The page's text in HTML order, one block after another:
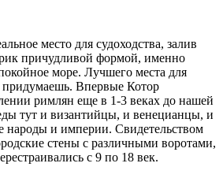
место для судоходства, залив
причудливой формой, именно
море. Лучшего места для
придумаешь. Впервые Котор
римлян еще в 1-3 веках до нашей
тут и византийцы, и венецианцы, и
народы и империи. Свидетельством
стены с различными воротами,
с 9 по 18 век.